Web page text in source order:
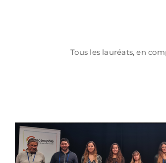
Tous les lauréats, en